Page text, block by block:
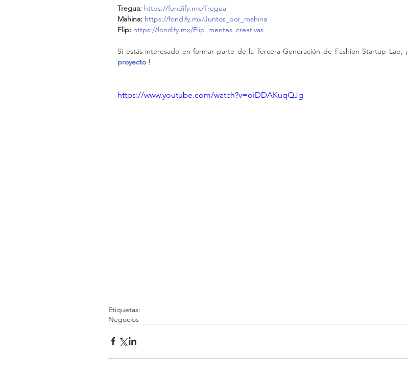
Tregua: https://fondify.mx/Tregua
Mahina: https://fondify.mx/Juntos_por_mahina
Flip: https://fondify.mx/Flip_mentes_creativas
Si estás interesado en formar parte de la Tercera Generación de Fashion Startup Lab, ¡
proyecto !
https://www.youtube.com/watch?v=oiDDAKuqQJg
Etiquetas:
Negocios